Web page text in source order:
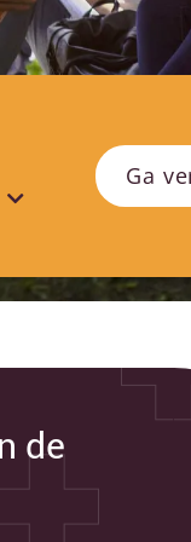
Ga
de